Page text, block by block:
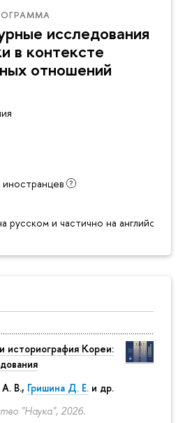
исследования
в контексте
отношений
русском и частично на английском
историография Кореи:
В., Гришина Д. Е. и др.
"Наука", 2026.